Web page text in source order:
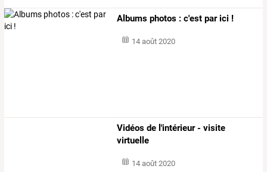
Albums photos : c'est par ici !
14 août 2020
Vidéos de l'intérieur - visite
virtuelle
14 août 2020